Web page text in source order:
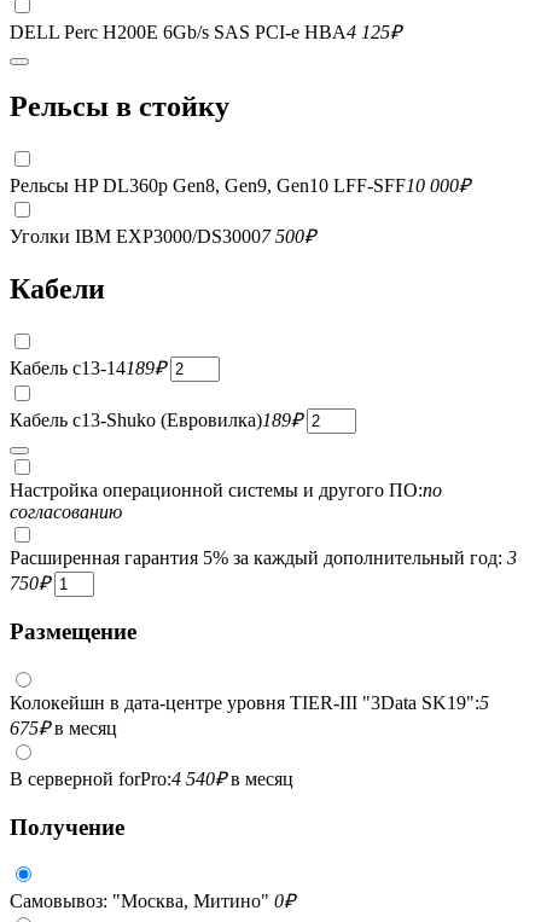
DELL Perc H200E 6Gb/s SAS PCI-e HBA4 125₽
Рельсы в стойку
Рельсы HP DL360p Gen8, Gen9, Gen10 LFF-SFF10 000₽
Уголки IBM EXP3000/DS30007 500₽
Кабели
Кабель c13-14189₽
Кабель c13-Shuko (Евровилка)189₽
Настройка операционной системы и другого ПО:по
согласованию
Расширенная гарантия 5% за каждый дополнительный год: 3
750₽
Размещение
Колокейшн в дата-центре уровня TIER-III "3Data SK19":5
675₽в месяц
В серверной forPro:4 540₽в месяц
Получение
Самовывоз: "Москва, Митино" 0₽